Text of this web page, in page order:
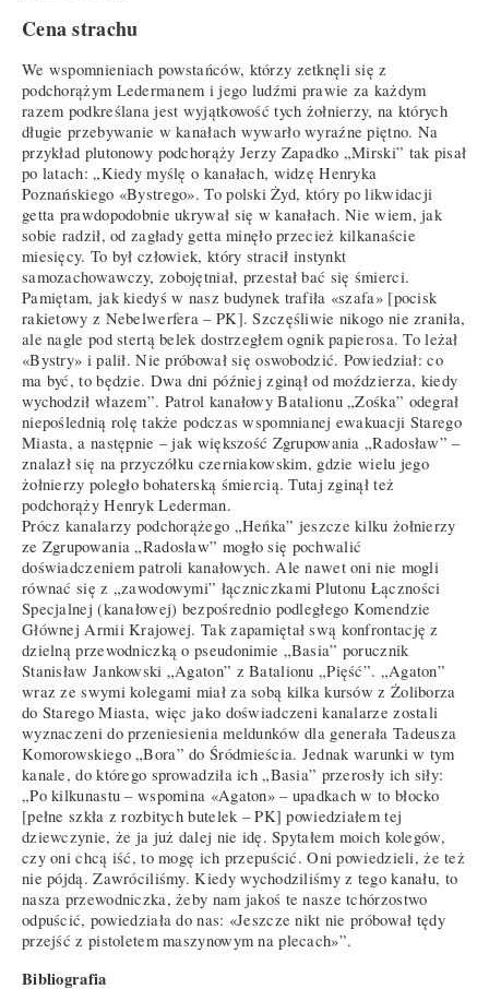
Cena strachu
We wspomnieniach powstańców, którzy zetknęli się z
podchorążym Ledermanem i jego ludźmi prawie za każdym
razem podkreślana jest wyjątkowość tych żołnierzy, na których
długie przebywanie w kanałach wywarło wyraźne piętno. Na
przykład plutonowy podchorąży Jerzy Zapadko „Mirski” tak pisał
po latach: „Kiedy myślę o kanałach, widzę Henryka
Poznańskiego «Bystrego». To polski Żyd, który po likwidacji
getta prawdopodobnie ukrywał się w kanałach. Nie wiem, jak
sobie radził, od zagłady getta minęło przecież kilkanaście
miesięcy. To był człowiek, który stracił instynkt
samozachowawczy, zobojętniał, przestał bać się śmierci.
Pamiętam, jak kiedyś w nasz budynek trafiła «szafa» [pocisk
rakietowy z Nebelwerfera – PK]. Szczęśliwie nikogo nie zraniła,
ale nagle pod stertą belek dostrzegłem ognik papierosa. To leżał
«Bystry» i palił. Nie próbował się oswobodzić. Powiedział: co
ma być, to będzie. Dwa dni później zginął od moździerza, kiedy
wychodził włazem”. Patrol kanałowy Batalionu „Zośka” odegrał
niepoślednią rolę także podczas wspomnianej ewakuacji Starego
Miasta, a następnie – jak większość Zgrupowania „Radosław” –
znalazł się na przyczółku czerniakowskim, gdzie wielu jego
żołnierzy poległo bohaterską śmiercią. Tutaj zginął też
podchorąży Henryk Lederman.
Prócz kanalarzy podchorążego „Heńka” jeszcze kilku żołnierzy
ze Zgrupowania „Radosław” mogło się pochwalić
doświadczeniem patroli kanałowych. Ale nawet oni nie mogli
równać się z „zawodowymi” łączniczkami Plutonu Łączności
Specjalnej (kanałowej) bezpośrednio podległego Komendzie
Głównej Armii Krajowej. Tak zapamiętał swą konfrontację z
dzielną przewodniczką o pseudonimie „Basia” porucznik
Stanisław Jankowski „Agaton” z Batalionu „Pięść”. „Agaton”
wraz ze swymi kolegami miał za sobą kilka kursów z Żoliborza
do Starego Miasta, więc jako doświadczeni kanalarze zostali
wyznaczeni do przeniesienia meldunków dla generała Tadeusza
Komorowskiego „Bora” do Śródmieścia. Jednak warunki w tym
kanale, do którego sprowadziła ich „Basia” przerosły ich siły:
„Po kilkunastu – wspomina «Agaton» – upadkach w to błocko
[pełne szkła z rozbitych butelek – PK] powiedziałem tej
dziewczynie, że ja już dalej nie idę. Spytałem moich kolegów,
czy oni chcą iść, to mogę ich przepuścić. Oni powiedzieli, że też
nie pójdą. Zawróciliśmy. Kiedy wychodziliśmy z tego kanału, to
nasza przewodniczka, żeby nam jakoś te nasze tchórzostwo
odpuścić, powiedziała do nas: «Jeszcze nikt nie próbował tędy
przejść z pistoletem maszynowym na plecach»”.
Bibliografia